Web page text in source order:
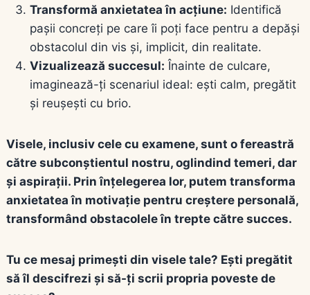
Transformă anxietatea în acțiune: Identifică
pașii concreți pe care îi poți face pentru a depăși
obstacolul din vis și, implicit, din realitate.
Vizualizează succesul: Înainte de culcare,
imaginează-ți scenariul ideal: ești calm, pregătit
și reușești cu brio.
Visele, inclusiv cele cu examene, sunt o fereastră
către subconștientul nostru, oglindind temeri, dar
și aspirații. Prin înțelegerea lor, putem transforma
anxietatea în motivație pentru creștere personală,
transformând obstacolele în trepte către succes.
Tu ce mesaj primești din visele tale? Ești pregătit
să îl descifrezi și să-ți scrii propria poveste de